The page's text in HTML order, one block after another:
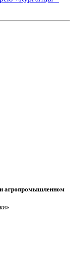
агропромышленном